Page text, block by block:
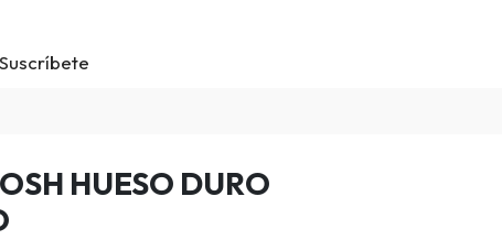
Suscríbete
HUESO DURO